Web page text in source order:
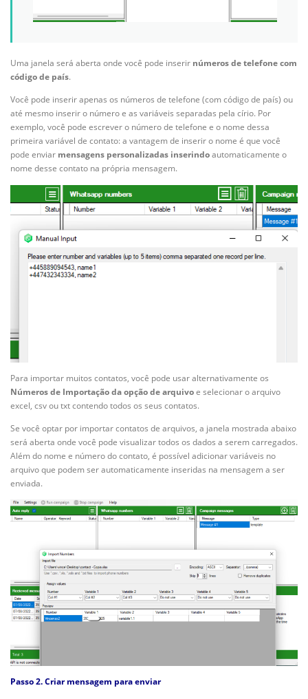
Uma janela será aberta onde você pode inserir números de telefone com
código de país.
Você pode inserir apenas os números de telefone (com código de país) ou
até mesmo inserir o número e as variáveis separadas pela círio. Por
exemplo, você pode escrever o número de telefone e o nome dessa
primeira variável de contato: a vantagem de inserir o nome é que você
pode enviar mensagens personalizadas inserindoautomaticamente o
nome desse contato na própria mensagem.
Para importar muitos contatos, você pode usar alternativamente os
Números de Importação da opção de arquivoe selecionar o arquivo
excel, csv ou txt contendo todos os seus contatos.
Se você optar por importar contatos de arquivos, a janela mostrada abaixo
será aberta onde você pode visualizar todos os dados a serem carregados.
Além do nome e número do contato, é possível adicionar variáveis no
arquivo que podem ser automaticamente inseridas na mensagem a ser
enviada.
Passo 2. Criar mensagem para enviar